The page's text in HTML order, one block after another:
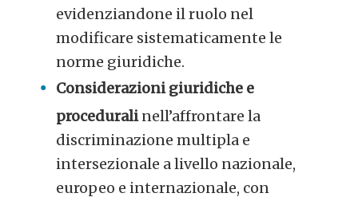
evidenziandone il ruolo nel
modificare sistematicamente le
norme giuridiche.
Considerazioni giuridiche e
proceduralinell’affrontare la
discriminazione multipla e
intersezionale a livello nazionale,
europeo e internazionale, con